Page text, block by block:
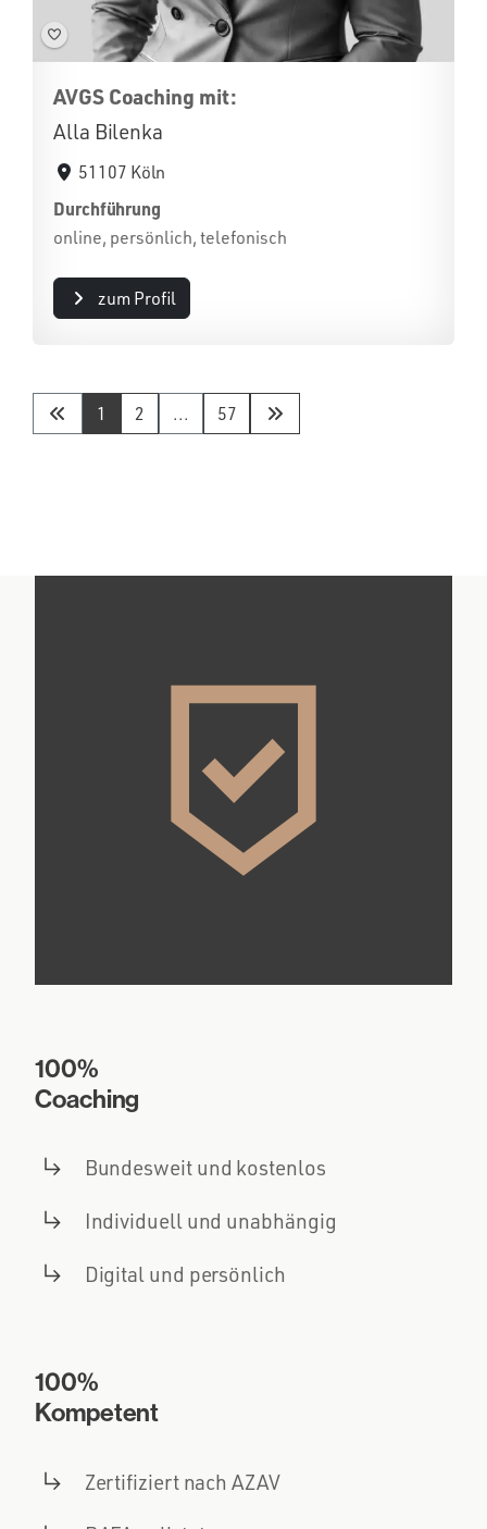
AVGS Coaching mit:
Alla Bilenka
51107 Köln
Durchführung
online, persönlich, telefonisch
zum Profil
1 2 ... 57
100%
Coaching
Bundesweit und kostenlos
Individuell und unabhängig
Digital und persönlich
100%
Kompetent
Zertifiziert nach AZAV